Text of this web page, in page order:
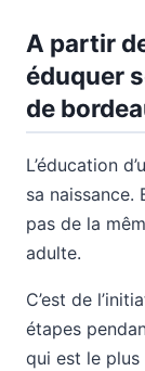
A partir
éduquer
de
L’éducation
sa naissance.
pas de la
adulte.
C’est de
étapes
qui est le plus